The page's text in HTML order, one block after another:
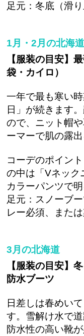
足元：冬底（滑
1月・2月の北海道
【服装の目安】
袋・カイロ）
一年で最も寒い
日」が続きます
ので、ニット帽
ーマーで肌の露
コーデのポイン
の中は「Vネック
カラーパンツで
足元：スノーブ
レー必須、また
3月の北海道
【服装の目安】
防水ブーツ
日差しは春めい
す。雪解け水で
防水性の高い靴